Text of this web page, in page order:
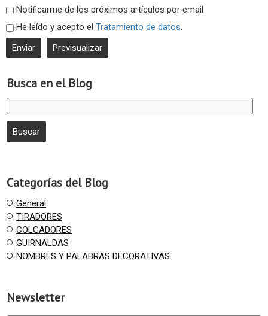
Busca en el Blog
Categorías del Blog
General
TIRADORES
COLGADORES
GUIRNALDAS
NOMBRES Y PALABRAS DECORATIVAS
Newsletter
Notificarme de los próximos artículos por email
He leído y acepto el Tratamiento de datos.